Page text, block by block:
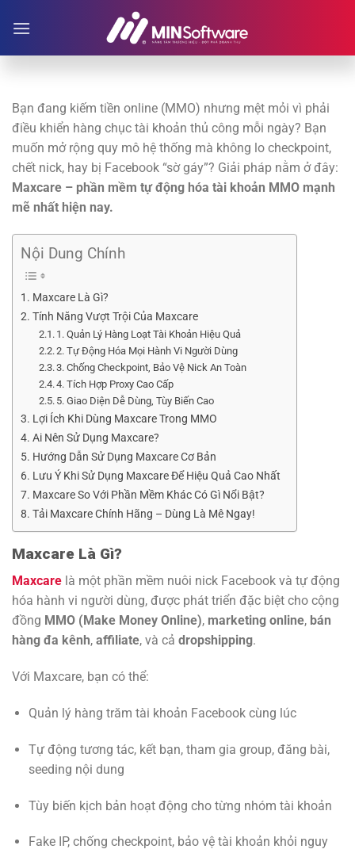
đến
Bạn đang kiếm tiền online (MMO) nhưng mệt mỏi vì phải
điều khiển hàng chục tài khoản thủ công mỗi ngày? Bạn
muốn mở rộng quy mô hệ thống mà không lo checkpoint,
chết nick, hay bị Facebook “sờ gáy”? Giải pháp nằm ở đây:
Maxcare – phần mềm tự động hóa tài khoản MMO mạnh
mẽ nhất hiện nay.
Nội Dung Chính
Maxcare Là Gì?
Tính Năng Vượt Trội Của Maxcare
1. Quản Lý Hàng Loạt Tài Khoản Hiệu Quả
2. Tự Động Hóa Mọi Hành Vi Người Dùng
3. Chống Checkpoint, Bảo Vệ Nick An Toàn
4. Tích Hợp Proxy Cao Cấp
5. Giao Diện Dễ Dùng, Tùy Biến Cao
Lợi Ích Khi Dùng Maxcare Trong MMO
Ai Nên Sử Dụng Maxcare?
Hướng Dẫn Sử Dụng Maxcare Cơ Bản
Lưu Ý Khi Sử Dụng Maxcare Để Hiệu Quả Cao Nhất
Maxcare So Với Phần Mềm Khác Có Gì Nổi Bật?
Tải Maxcare Chính Hãng – Dùng Là Mê Ngay!
Maxcare Là Gì?
Maxcare là một phần mềm nuôi nick Facebook và tự động
hóa hành vi người dùng, được phát triển đặc biệt cho cộng
đồng MMO (Make Money Online), marketing online, bán
hàng đa kênh, affiliate, và cả dropshipping.
Với Maxcare, bạn có thể:
Quản lý hàng trăm tài khoản Facebook cùng lúc
Tự động tương tác, kết bạn, tham gia group, đăng bài,
seeding nội dung
Tùy biến kịch bản hoạt động cho từng nhóm tài khoản
Fake IP, chống checkpoint, bảo vệ tài khoản khỏi nguy